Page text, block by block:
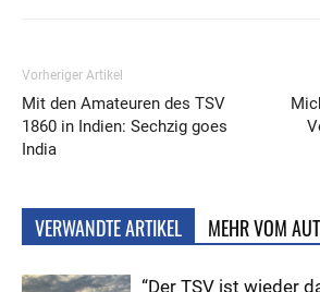
Vorheriger Artikel
Mit den Amateuren des TSV
1860 in Indien: Sechzig goes
India
VERWANDTE ARTIKEL MEHR VOM
“Der TSV ist wieder